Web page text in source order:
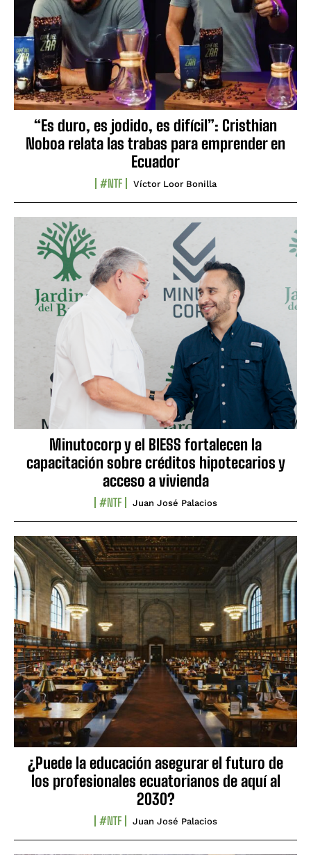
“Es duro, es jodido, es difícil”: Cristhian
Noboa relata las trabas para emprender en
Ecuador
#NTF Víctor Loor Bonilla
Minutocorp y el BIESS fortalecen la
capacitación sobre créditos hipotecarios y
acceso a vivienda
#NTF Juan José Palacios
¿Puede la educación asegurar el futuro de
los profesionales ecuatorianos de aquí al
2030?
#NTF Juan José Palacios